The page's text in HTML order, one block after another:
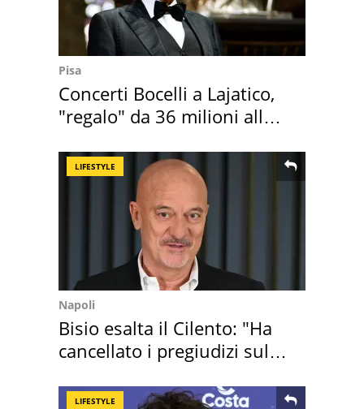
Pisa
Concerti Bocelli a Lajatico,
"regalo" da 36 milioni alla
LIFESTYLE
Napoli
Bisio esalta il Cilento: "Ha
cancellato i pregiudizi sul
LIFESTYLE